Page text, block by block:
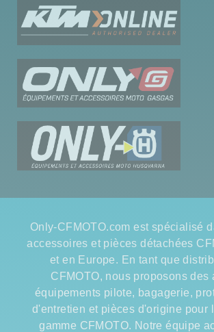
Only-CFMOTO.com est spécialisé
accessoires et pièces détachées
et en Europe. En tant que
CFMOTO, nous proposons des
équipements pilote, bagagerie,
d'entretien et pièces d'origine pour
gamme CFMOTO. Notre équipe